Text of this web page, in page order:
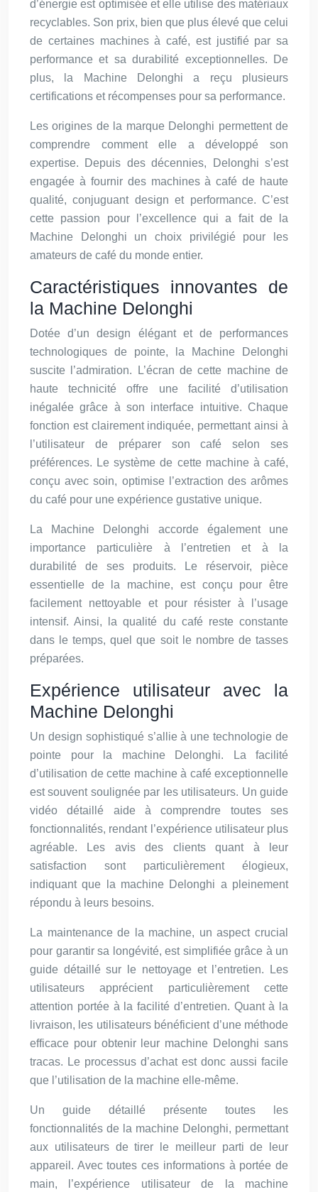
d’énergie est optimisée et elle utilise des matériaux
recyclables. Son prix, bien que plus élevé que celui
de certaines machines à café, est justifié par sa
performance et sa durabilité exceptionnelles. De
plus, la Machine Delonghi a reçu plusieurs
certifications et récompenses pour sa performance.
Les origines de la marque Delonghi permettent de
comprendre comment elle a développé son
expertise. Depuis des décennies, Delonghi s’est
engagée à fournir des machines à café de haute
qualité, conjuguant design et performance. C’est
cette passion pour l’excellence qui a fait de la
Machine Delonghi un choix privilégié pour les
amateurs de café du monde entier.
Caractéristiques innovantes de
la Machine Delonghi
Dotée d’un design élégant et de performances
technologiques de pointe, la Machine Delonghi
suscite l’admiration. L’écran de cette machine de
haute technicité offre une facilité d’utilisation
inégalée grâce à son interface intuitive. Chaque
fonction est clairement indiquée, permettant ainsi à
l’utilisateur de préparer son café selon ses
préférences. Le système de cette machine à café,
conçu avec soin, optimise l’extraction des arômes
du café pour une expérience gustative unique.
La Machine Delonghi accorde également une
importance particulière à l’entretien et à la
durabilité de ses produits. Le réservoir, pièce
essentielle de la machine, est conçu pour être
facilement nettoyable et pour résister à l’usage
intensif. Ainsi, la qualité du café reste constante
dans le temps, quel que soit le nombre de tasses
préparées.
Expérience utilisateur avec la
Machine Delonghi
Un design sophistiqué s’allie à une technologie de
pointe pour la machine Delonghi. La facilité
d’utilisation de cette machine à café exceptionnelle
est souvent soulignée par les utilisateurs. Un guide
vidéo détaillé aide à comprendre toutes ses
fonctionnalités, rendant l’expérience utilisateur plus
agréable. Les avis des clients quant à leur
satisfaction sont particulièrement élogieux,
indiquant que la machine Delonghi a pleinement
répondu à leurs besoins.
La maintenance de la machine, un aspect crucial
pour garantir sa longévité, est simplifiée grâce à un
guide détaillé sur le nettoyage et l’entretien. Les
utilisateurs apprécient particulièrement cette
attention portée à la facilité d’entretien. Quant à la
livraison, les utilisateurs bénéficient d’une méthode
efficace pour obtenir leur machine Delonghi sans
tracas. Le processus d’achat est donc aussi facile
que l’utilisation de la machine elle-même.
Un guide détaillé présente toutes les
fonctionnalités de la machine Delonghi, permettant
aux utilisateurs de tirer le meilleur parti de leur
appareil. Avec toutes ces informations à portée de
main, l’expérience utilisateur de la machine